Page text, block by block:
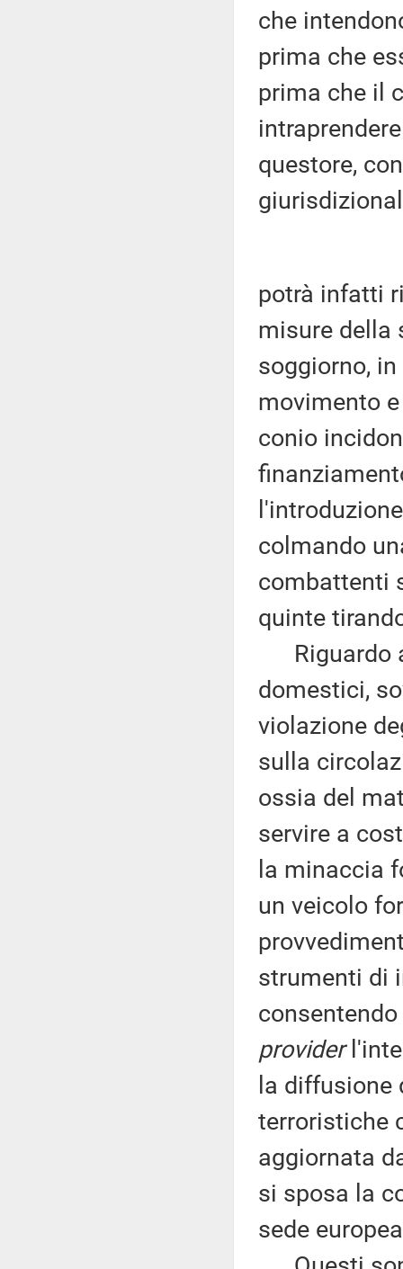
che
prima che
prima che il
questore,
potrà infatti
misure della
soggiorno,
movimento
conio
colmando
combattenti
quinte
Riguardo
domestici,
violazione
sulla
ossia del
servire a
la minaccia
un veicolo
strumenti di
provider
la
terroristiche
aggiornata
si sposa la
sede